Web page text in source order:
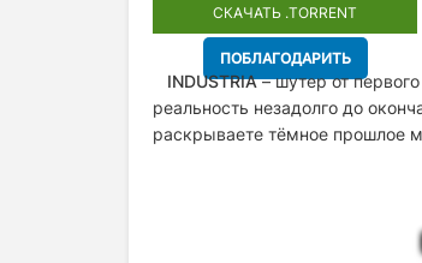
СКАЧАТЬ .TORRENT
ПОБЛАГОДАРИТЬ
INDUSTRIA– шутер от
реальность незадолго до
раскрываете тёмное прошлое